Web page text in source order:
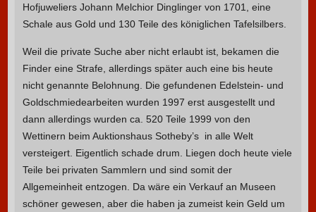
Hofjuweliers Johann Melchior Dinglinger von 1701, eine
Schale aus Gold und 130 Teile des königlichen Tafelsilbers.
Weil die private Suche aber nicht erlaubt ist, bekamen die
Finder eine Strafe, allerdings später auch eine bis heute
nicht genannte Belohnung. Die gefundenen Edelstein- und
Goldschmiedearbeiten wurden 1997 erst ausgestellt und
dann allerdings wurden ca. 520 Teile 1999 von den
Wettinern beim Auktionshaus Sotheby’s in alle Welt
versteigert. Eigentlich schade drum. Liegen doch heute viele
Teile bei privaten Sammlern und sind somit der
Allgemeinheit entzogen. Da wäre ein Verkauf an Museen
schöner gewesen, aber die haben ja zumeist kein Geld um